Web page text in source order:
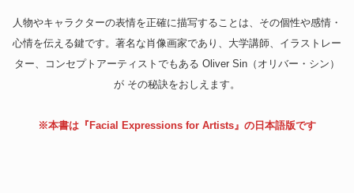
人物やキャラクターの表情を正確に描写することは、その個性や感情・
心情を伝える鍵です。著名な肖像画家であり、大学講師、イラストレー
ター、コンセプトアーティストでもある Oliver Sin（オリバー・シン）
が その秘訣をおしえます。
※本書は『Facial Expressions for Artists』の日本語版です